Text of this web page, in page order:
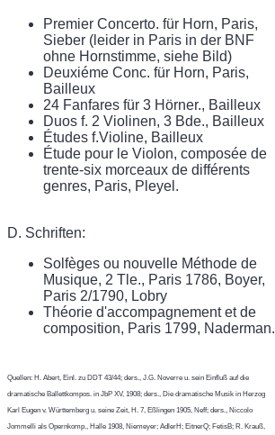
Premier Concerto. für Horn, Paris,
Sieber (leider in Paris in der BNF
ohne Hornstimme, siehe Bild)
Deuxiéme Conc. für Horn, Paris,
Bailleux
24 Fanfares für 3 Hörner., Bailleux
Duos f. 2 Violinen, 3 Bde., Bailleux
Études f.Violine, Bailleux
Étude pour le Violon, composée de
trente-six morceaux de différents
genres, Paris, Pleyel.
D. Schriften:
Solfèges ou nouvelle Méthode de
Musique, 2 Tle., Paris 1786, Boyer,
Paris 2/1790, Lobry
Théorie d'accompagnement et de
composition, Paris 1799, Naderman.
Quellen: H. Abert, Einl. zu DDT 43/44; ders., J.G. Noverre u. sein Einfluß auf die
dramatische Ballettkompos. in JbP XV, 1908; ders., Die dramatische Musik in Herzog
Karl Eugen v. Württemberg u. seine Zeit, H. 7, Eßlingen 1905, Neff; ders., Niccolo
Jommelli als Opernkomp., Halle 1908, Niemeyer; AdlerH; EitnerQ; FetisB; R. Krauß,